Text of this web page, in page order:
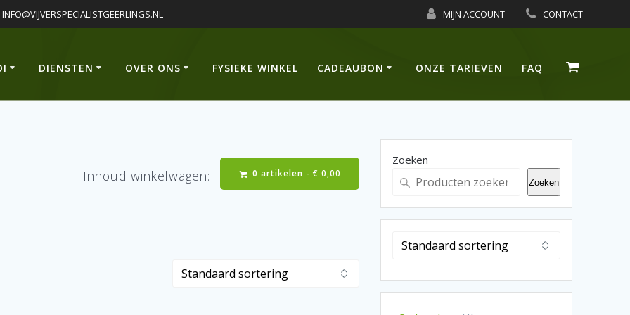
INFO@VIJVERSPECIALISTGEERLINGS.NL MIJN ACCOUNT CONTACT
DIENSTEN OVER ONS FYSIEKE WINKEL CADEAUBON ONZE TARIEVEN FAQ
Inhoud winkelwagen: 0 artikelen -€ 0,00
Zoeken
Zoeken